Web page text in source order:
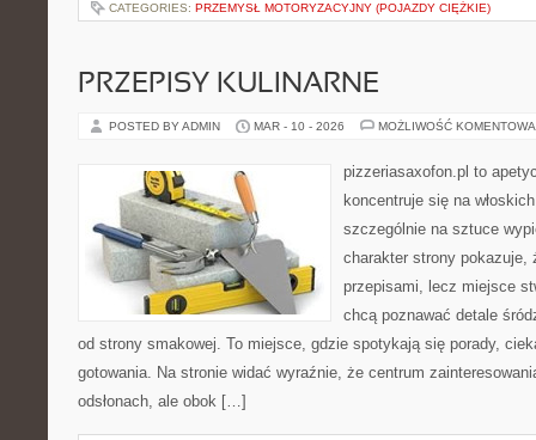
CATEGORIES: PRZEMYSŁ MOTORYZACYJNY (POJAZDY CIĘŻKIE)
PRZEPISY KULINARNE
POSTED BY ADMIN MAR - 10 - 2026 MOŻLIWOŚĆ
pizzeriasaxofon.pl to
koncentruje się na
szczególnie na sztuce
charakter strony pokazuje,
przepisami, lecz miejsce
chcą poznawać detale
od strony smakowej. To miejsce, gdzie spotykają się porady,
gotowania. Na stronie widać wyraźnie, że centrum
odsłonach, ale obok […]